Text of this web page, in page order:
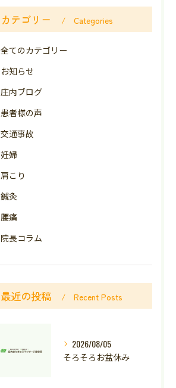
カテゴリー Categories
全てのカテゴリー
お知らせ
庄内ブログ
患者様の声
交通事故
妊婦
肩こり
鍼灸
腰痛
院長コラム
最近の投稿 Recent Posts
2026/08/05
そろそろお盆休み